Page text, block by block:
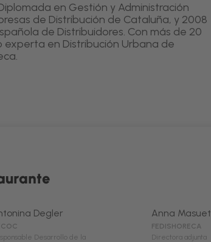
en Gestión y Administración
de Distribución de Cataluña, y 2008
de Distribuidores. Con más de 20
en Distribución Urbana de
Anna Masuet
FEDISHORECA
Directora adjunta
Degler
Desarrollo de la